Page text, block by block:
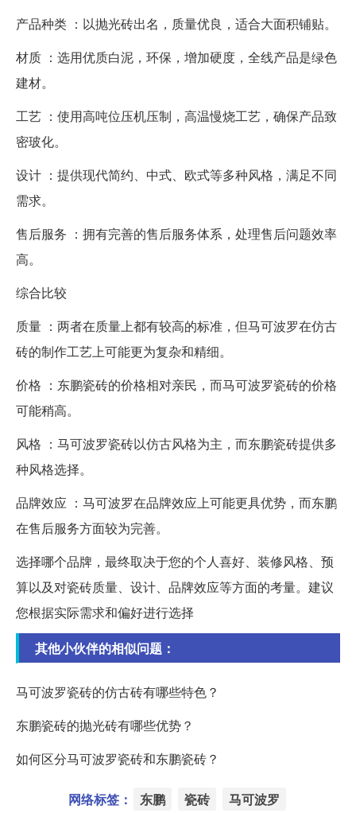
产品种类 ：以抛光砖出名，质量优良，适合大面积铺贴。
材质 ：选用优质白泥，环保，增加硬度，全线产品是绿色
建材。
工艺 ：使用高吨位压机压制，高温慢烧工艺，确保产品致
密玻化。
设计 ：提供现代简约、中式、欧式等多种风格，满足不同
需求。
售后服务 ：拥有完善的售后服务体系，处理售后问题效率
高。
综合比较
质量 ：两者在质量上都有较高的标准，但马可波罗在仿古
砖的制作工艺上可能更为复杂和精细。
价格 ：东鹏瓷砖的价格相对亲民，而马可波罗瓷砖的价格
可能稍高。
风格 ：马可波罗瓷砖以仿古风格为主，而东鹏瓷砖提供多
种风格选择。
品牌效应 ：马可波罗在品牌效应上可能更具优势，而东鹏
在售后服务方面较为完善。
选择哪个品牌，最终取决于您的个人喜好、装修风格、预
算以及对瓷砖质量、设计、品牌效应等方面的考量。建议
您根据实际需求和偏好进行选择
其他小伙伴的相似问题：
马可波罗瓷砖的仿古砖有哪些特色？
东鹏瓷砖的抛光砖有哪些优势？
如何区分马可波罗瓷砖和东鹏瓷砖？
网络标签： 东鹏 瓷砖 马可波罗